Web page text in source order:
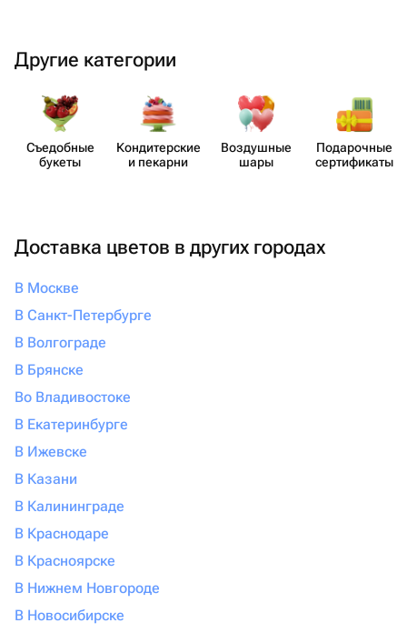
Другие категории
Съедобные
букеты
Кондит​ерские
и пекарни
Воздушные
шары
Пода​рочные
серти​фикаты
Доставка цветов в других городах
В Москве
В Санкт-Петербурге
В Волгограде
В Брянске
Во Владивостоке
В Екатеринбурге
В Ижевске
В Казани
В Калининграде
В Краснодаре
В Красноярске
В Нижнем Новгороде
В Новосибирске